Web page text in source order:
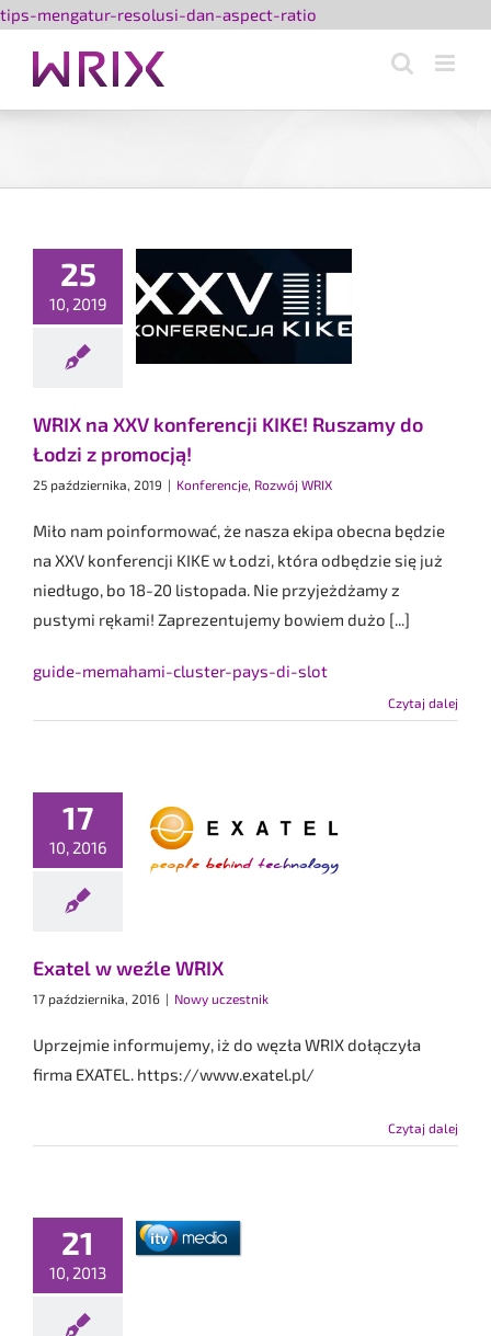
tips-mengatur-resolusi-dan-aspect-ratio
zawartości
25
10, 2019
na XXV
KIKE!
do Łodzi z
WRIX na XXV konferencji KIKE! Ruszamy do
Łodzi z promocją!
25 października, 2019 | Konferencje, Rozwój WRIX
Miło nam poinformować, że nasza ekipa obecna będzie
na XXV konferencji KIKE w Łodzi, która odbędzie się już
niedługo, bo 18-20 listopada. Nie przyjeżdżamy z
pustymi rękami! Zaprezentujemy bowiem dużo [...]
guide-memahami-cluster-pays-di-slot
Czytaj dalej
17
10, 2016
weźle WRIX
Exatel w weźle WRIX
17 października, 2016 | Nowy uczestnik
Uprzejmie informujemy, iż do węzła WRIX dołączyła
firma EXATEL. https://www.exatel.pl/
Czytaj dalej
21
10, 2013
ITV Media
we WRIX
kategorii